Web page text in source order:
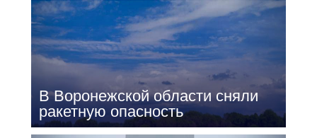
В Воронежской области сняли
ракетную опасность